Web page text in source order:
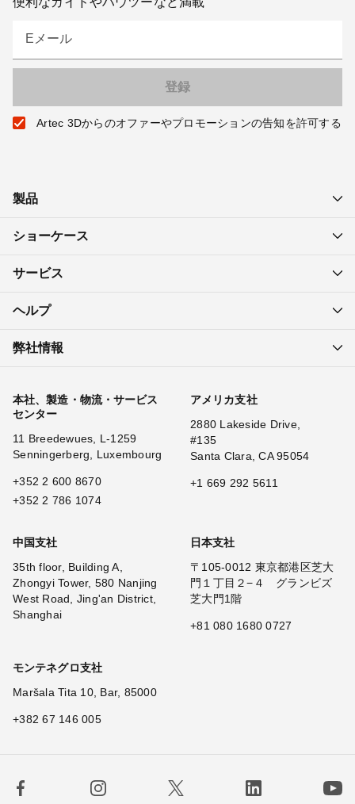
Eメール
Artec 3Dからのオファーやプロモーションの告知を許可する
製品
ショーケース
サービス
ヘルプ
弊社情報
本社、製造・物流・サービス
センター
11 Breedewues, L-1259
Senningerberg, Luxembourg
+352 2 600 8670
+352 2 786 1074
アメリカ支社
2880 Lakeside Drive,
#135
Santa Clara, CA 95054
+1 669 292 5611
中国支社
35th floor, Building A,
Zhongyi Tower, 580 Nanjing
West Road, Jing'an District,
Shanghai
日本支社
〒105-0012 東京都港区芝大
門１丁目２−４ グランビズ
芝大門1階
+81 080 1680 0727
モンテネグロ支社
Maršala Tita 10, Bar, 85000
+382 67 146 005